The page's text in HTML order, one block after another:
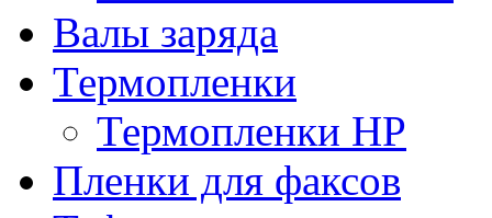
Валы заряда
Термопленки
Термопленки HP
Пленки для факсов